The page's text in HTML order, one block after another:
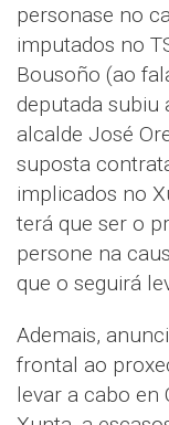
personase no
imputados no
Bousoño (ao
deputada subiu
alcalde José
suposta
implicados no
terá que ser o
persone na
que o seguirá
Ademais,
frontal ao
levar a cabo en